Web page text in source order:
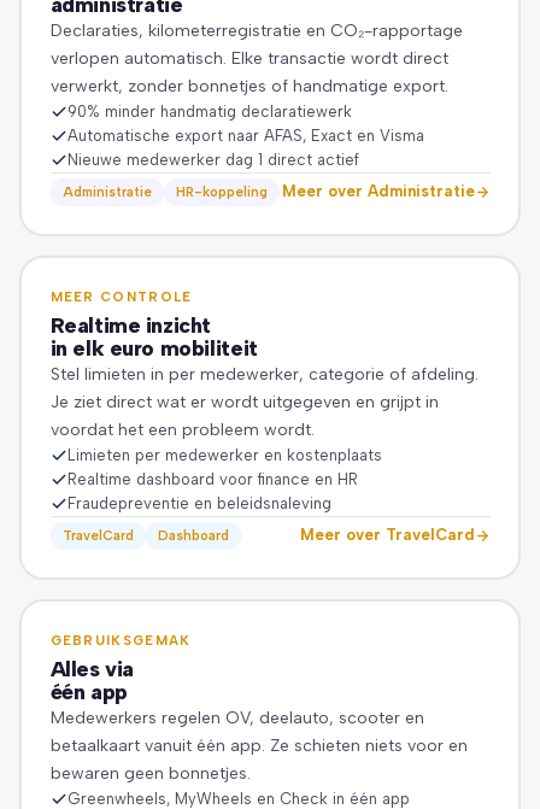
Declaraties, kilometerregistratie en CO₂-rapportage
verlopen automatisch. Elke transactie wordt direct
verwerkt, zonder bonnetjes of handmatige export.
90% minder handmatig declaratiewerk
Automatische export naar AFAS, Exact en Visma
Nieuwe medewerker dag 1 direct actief
Administratie HR-koppeling Meer over Administratie
MEER CONTROLE
Realtime inzicht
in elk euro mobiliteit
Stel limieten in per medewerker, categorie of afdeling.
Je ziet direct wat er wordt uitgegeven en grijpt in
voordat het een probleem wordt.
Limieten per medewerker en kostenplaats
Realtime dashboard voor finance en HR
Fraudepreventie en beleidsnaleving
TravelCard Dashboard Meer over TravelCard
GEBRUIKSGEMAK
Alles via
één app
Medewerkers regelen OV, deelauto, scooter en
betaalkaart vanuit één app. Ze schieten niets voor en
bewaren geen bonnetjes.
Greenwheels, MyWheels en Check in één app